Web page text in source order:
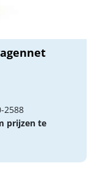
2588
prijzen te